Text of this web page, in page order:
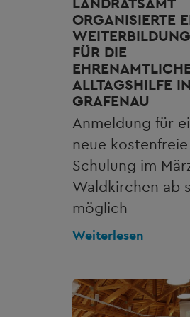
ORGANISIERTE
FÜR DIE
ALLTAGSHILFE IN
GRAFENAU
Anmeldung für
neue kostenfreie
Schulung im
Waldkirchen ab
möglich
Weiterlesen